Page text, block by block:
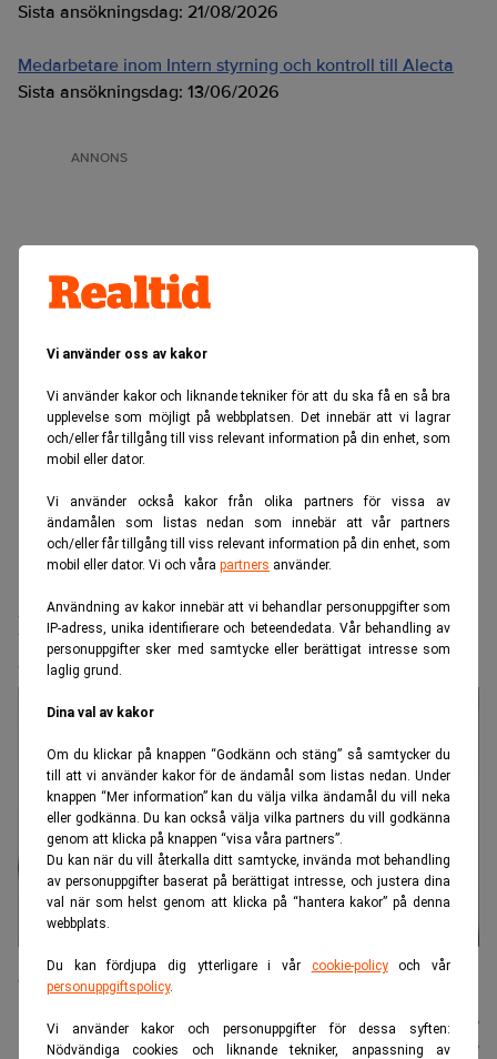
Vi använder oss av kakor
Vi använder kakor och liknande tekniker för att du ska få en så bra
upplevelse som möjligt på webbplatsen. Det innebär att vi lagrar
och/eller får tillgång till viss relevant information på din enhet, som
mobil eller dator.
Vi använder också kakor från olika partners för vissa av
ändamålen som listas nedan som innebär att vår partners
och/eller får tillgång till viss relevant information på din enhet, som
mobil eller dator. Vi och våra partners använder.
Användning av kakor innebär att vi behandlar personuppgifter som
IP-adress, unika identifierare och beteendedata. Vår behandling av
personuppgifter sker med samtycke eller berättigat intresse som
laglig grund.
Dina val av kakor
Om du klickar på knappen “Godkänn och stäng” så samtycker du
till att vi använder kakor för de ändamål som listas nedan. Under
knappen “Mer information” kan du välja vilka ändamål du vill neka
eller godkänna. Du kan också välja vilka partners du vill godkänna
genom att klicka på knappen “visa våra partners”.
Du kan när du vill återkalla ditt samtycke, invända mot behandling
av personuppgifter baserat på berättigat intresse, och justera dina
val när som helst genom att klicka på “hantera kakor” på denna
webbplats.
Du kan fördjupa dig ytterligare i vår cookie-policyoch vår
personuppgiftspolicy.
Vi använder kakor och personuppgifter för dessa syften:
Nödvändiga cookies och liknande tekniker, anpassning av
Sista ansökningsdag: 21/08/2026
Medarbetare inom Intern styrning och kontroll till Alecta
Sista ansökningsdag: 13/06/2026
ANNONS
IBM:s mardröm – värsta börsraset
sedan 1972
IBM-vd:n Arvind Krishna erkände att man har begått misstag under
den senaste tiden. (Foto: Evan Vucci/AP/TT).
Johannes
Stenlund
Publicerad:
14 juli 2026
Uppdaterad:14 juli 2026